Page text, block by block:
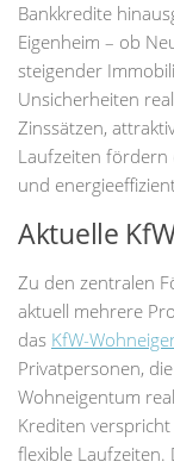
Bankkredite
Eigenheim – ob
steigender
Unsicherheiten
Zinssätzen,
Laufzeiten fördern
und
Aktuelle
Zu den zentralen
aktuell mehrere
das KfW-
Privatpersonen,
Wohneigentum
Krediten
flexible